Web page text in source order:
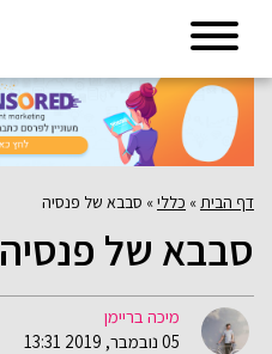
דף הבית » כללי» סבבא של פנסיה
סבבא של פנסיה
מיכה בריימן
05 נובמבר, 2019 13:31